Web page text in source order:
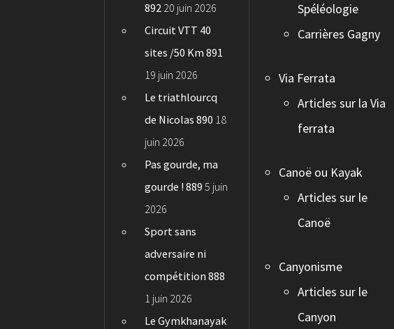
892 20 juin 2026
Circuit VTT 40
sites /50 Km 891
19 juin 2026
Le triathlourcq
de Nicolas 890 18
juin 2026
Pas gourde, ma
gourde ! 889 5 juin
2026
Sport sans
adversaire ni
compétition 888
1 juin 2026
Le Gymkhanayak
Spéléologie
Carrières Gagny
Via Ferrata
Articles sur la Via
ferrata
Canoë ou Kayak
Articles sur le
Canoë
Canyonisme
Articles sur le
Canyon